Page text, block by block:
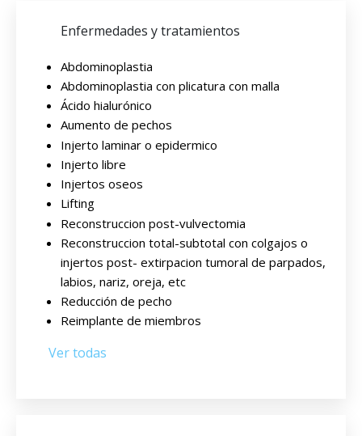
Enfermedades y tratamientos
Abdominoplastia
Abdominoplastia con plicatura con malla
Ácido hialurónico
Aumento de pechos
Injerto laminar o epidermico
Injerto libre
Injertos oseos
Lifting
Reconstruccion post-vulvectomia
Reconstruccion total-subtotal con colgajos o
injertos post- extirpacion tumoral de parpados,
labios, nariz, oreja, etc
Reducción de pecho
Reimplante de miembros
Ver todas